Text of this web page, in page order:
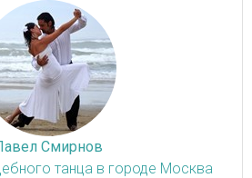
Смирнов
танца в городе Москва